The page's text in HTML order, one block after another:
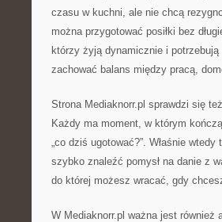
czasu w kuchni, ale nie chcą
można przygotować posiłki bez
którzy żyją dynamicznie i
zachować balans między pracą,
Strona Mediaknorr.pl sprawdzi się
Każdy ma moment, w którym
„co dziś ugotować?”. Właśnie
szybko znaleźć pomysł na danie z
do której możesz wracać, gdy
W Mediaknorr.pl ważna jest